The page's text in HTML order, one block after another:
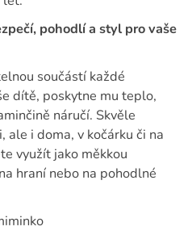
pohodlí a styl pro vaše
součástí každé
dítě, poskytne mu teplo,
náručí. Skvěle
ale i doma, v kočárku či na
využít jako měkkou
hraní nebo na pohodlné